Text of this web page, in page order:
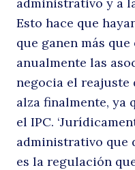
Esto hace que
que ganen más
anualmente las
negocia el reajuste
alza finalmente, ya
el IPC.
administrativo que
es la regulación